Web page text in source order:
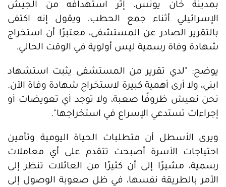
بمدينة خان يونس، إثر استهدافه من الجيش
الإسرائيلي أثناء جمع الحطب. ويقول إنه اكتفى
بالتقرير الصادر عن المستشفى، معتبرًا أن استخراج
شهادة وفاة رسمية ليس أولوية في الوقت الحالي.
يوضح: "لدي تقرير من المستشفى يثبت استشهاد
ابني، ولا أرى أهمية كبيرة لاستخراج شهادة وفاة الآن.
نحن نعيش ظروفًا صعبة، ولا توجد أي تعويضات أو
إجراءات تستدعي الإسراع في استخراجها".
ويرى الأسطل أن متطلبات الحياة اليومية وتأمين
احتياجات الأسرة أصبحت تتقدم على أي معاملات
رسمية، مشيرًا إلى أن كثيرًا من العائلات تنظر إلى
الأمر بالطريقة نفسها، في ظل صعوبة الوصول إلى